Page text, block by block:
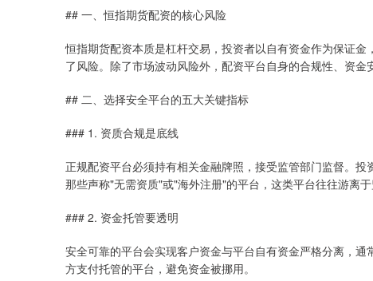
## 一、恒指期货配资的核心风险
恒指期货配资本质是杠杆交易，投资者以自有资金作为保证
了风险。除了市场波动风险外，配资平台自身的合规性、资
## 二、选择安全平台的五大关键指标
### 1. 资质合规是底线
正规配资平台必须持有相关金融牌照，接受监管部门监督。
那些声称"无需资质"或"海外注册"的平台，这类平台往往游离于
### 2. 资金托管要透明
安全可靠的平台会实现客户资金与平台自有资金严格分离，
方支付托管的平台，避免资金被挪用。